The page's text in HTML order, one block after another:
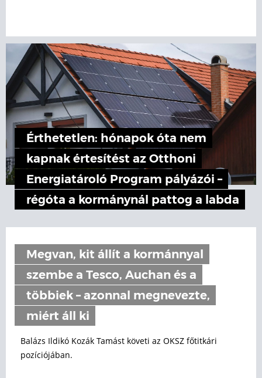
Érthetetlen: hónapok óta nem
kapnak értesítést az Otthoni
Energiatároló Program pályázói –
régóta a kormánynál pattog a labda
Megvan, kit állít a kormánnyal
szembe a Tesco, Auchan és a
többiek – azonnal megnevezte,
miért áll ki
Balázs Ildikó Kozák Tamást követi az OKSZ főtitkári
pozíciójában.